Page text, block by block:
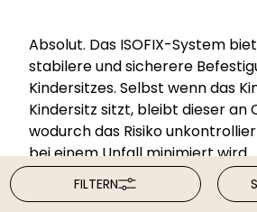
FILTERN
Absolut. Das ISOFIX-System
stabilere und sicherere
Kindersitzes. Selbst wenn das
Kindersitz sitzt, bleibt dieser an
wodurch das Risiko
bei einem Unfall minimiert wird.